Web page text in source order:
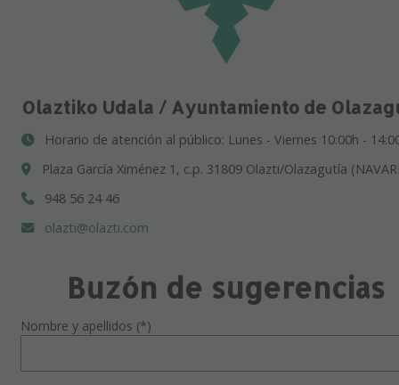
Olaztiko Udala / Ayuntamiento de
Horario de atención al público: Lunes - Viernes 10:00h -
Plaza García Ximénez 1, c.p. 31809 Olazti/Olazagutía
948 56 24 46
olazti@olazti.com
Buzón de sugerencias
Nombre y apellidos (*)